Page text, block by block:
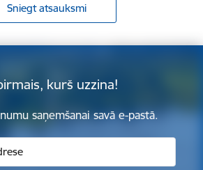
Sniegt atsauksmi
kurš uzzina!
saņemšanai savā e-pastā.